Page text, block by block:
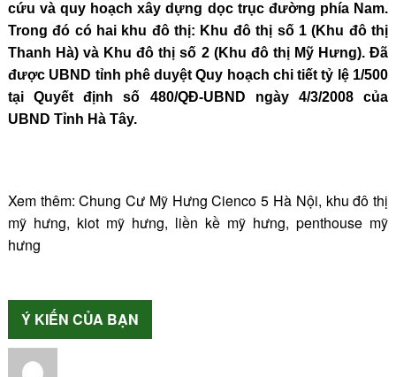
cứu và quy hoạch xây dựng dọc trục đường phía Nam.
Trong đó có hai khu đô thị: Khu đô thị số 1 (Khu đô thị
Thanh Hà) và Khu đô thị số 2 (Khu đô thị Mỹ Hưng). Đã
được UBND tỉnh phê duyệt Quy hoạch chi tiết tỷ lệ 1/500
tại Quyết định số 480/QĐ-UBND ngày 4/3/2008 của
UBND Tỉnh Hà Tây.
Xem thêm:Chung Cư Mỹ Hưng Cienco 5 Hà Nội, khu đô thị
mỹ hưng, kiot mỹ hưng, liền kề mỹ hưng,penthouse mỹ
hưng
Ý KIẾN CỦA BẠN